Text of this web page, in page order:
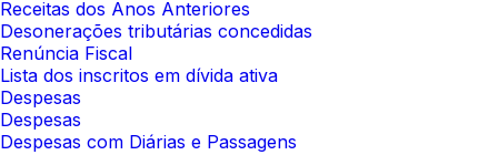
Receitas dos Anos Anteriores
Desonerações tributárias concedidas
Renúncia Fiscal
Lista dos inscritos em dívida ativa
Despesas
Despesas
Despesas com Diárias e Passagens